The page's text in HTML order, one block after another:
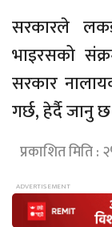
सरकारले
भाइरसको
सरकार
गर्छ, हेर्दै जानु छ
प्रकाशित मिति :